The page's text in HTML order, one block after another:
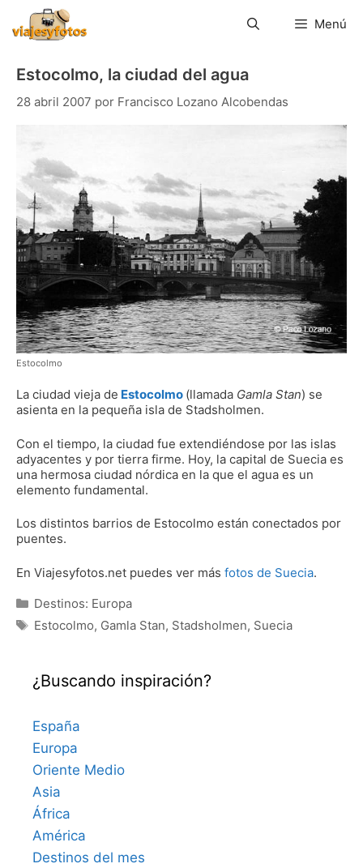
contenido
Menú
Estocolmo, la ciudad del agua
28 abril 2007 por Francisco Lozano Alcobendas
Estocolmo
La ciudad vieja de Estocolmo (llamada Gamla Stan) se
asienta en la pequeña isla de Stadsholmen.
Con el tiempo, la ciudad fue extendiéndose por las islas
adyacentes y por tierra firme. Hoy, la capital de Suecia es
una hermosa ciudad nórdica en la que el agua es un
elemento fundamental.
Los distintos barrios de Estocolmo están conectados por
puentes.
En Viajesyfotos.net puedes ver más fotos de Suecia.
Categorías
Destinos: Europa
Etiquetas
Estocolmo, Gamla Stan, Stadsholmen, Suecia
¿Buscando inspiración?
España
Europa
Oriente Medio
Asia
África
América
Destinos del mes